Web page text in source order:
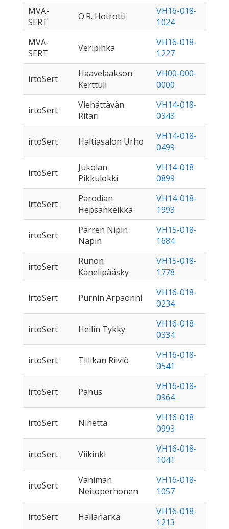
MVA-
SERT
O.R. Hotrotti
VH16-018-
1024
MVA-
SERT
Veripihka
VH16-018-
1227
irtoSert
Haavelaakson
Kerttuli
VH00-000-
0000
irtoSert
Viehättävän
Ritari
VH14-018-
0343
irtoSert Haltiasalon Urho
VH14-018-
0499
irtoSert
Jukolan
Pikkulokki
VH14-018-
0899
irtoSert
Parodian
Hepsankeikka
VH14-018-
1993
irtoSert
Pärren Nipin
Napin
VH15-018-
1684
irtoSert
Runon
Kanelipääsky
VH15-018-
1778
irtoSert Purnin Arpaonni
VH16-018-
0234
irtoSert Heilin Tykky
VH16-018-
0334
irtoSert Tiilikan Riiviö
VH16-018-
0541
irtoSert Pahus
VH16-018-
0964
irtoSert Ninetta
VH16-018-
0993
irtoSert Viikinki
VH16-018-
1041
irtoSert
Vaniman
Neitoperhonen
VH16-018-
1057
irtoSert Hallanarka
VH16-018-
1213